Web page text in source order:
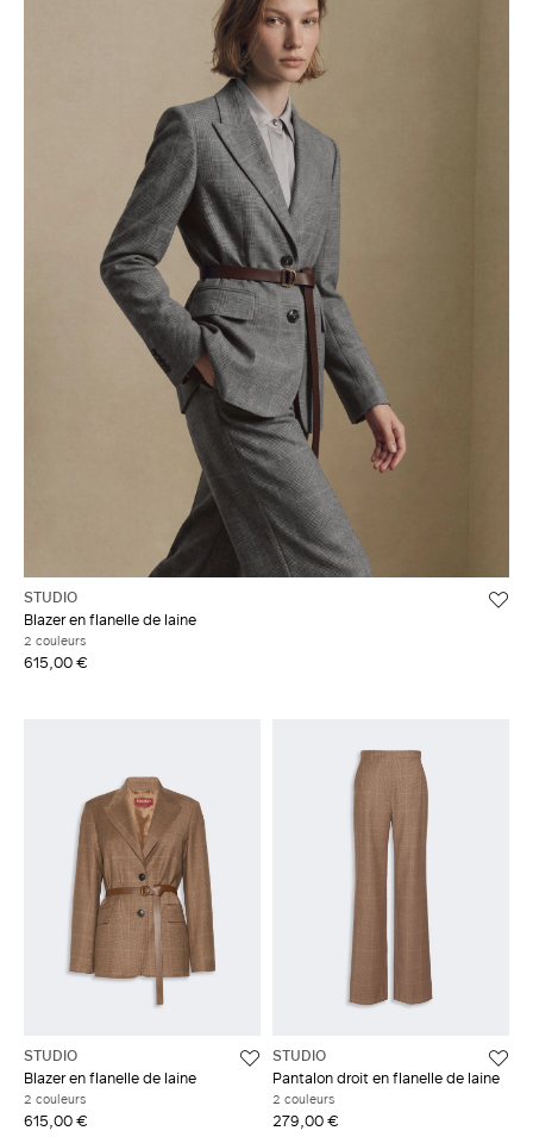
STUDIO
Blazer en flanelle de laine
2 couleurs
615,00 €
STUDIO
Blazer en flanelle de laine
2 couleurs
615,00 €
STUDIO
Pantalon droit en flanelle de laine
2 couleurs
279,00 €